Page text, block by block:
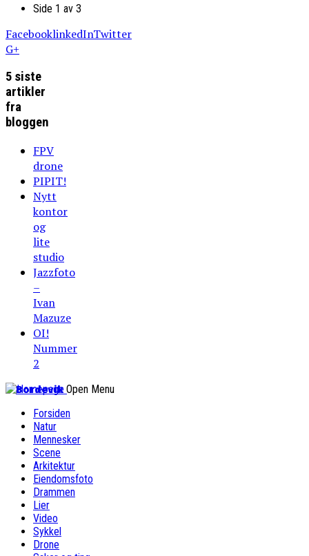
Side 1 av 3
FacebooklinkedInTwitter
G+
5 siste
artikler
fra
bloggen
FPV
drone
PIPIT!
Nytt
kontor
og
lite
studio
Jazzfoto
–
Ivan
Mazuze
OI!
Nummer
2
Bordevik Open Menu
Forsiden
Natur
Mennesker
Scene
Arkitektur
Eiendomsfoto
Drammen
Lier
Video
Sykkel
Drone